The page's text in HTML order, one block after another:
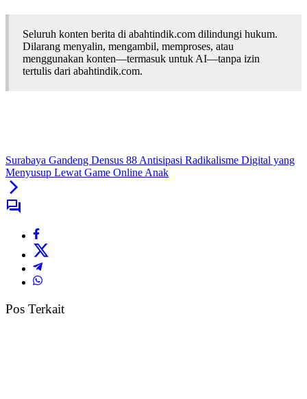
Seluruh konten berita di abahtindik.com dilindungi hukum.
Dilarang menyalin, mengambil, memproses, atau
menggunakan konten—termasuk untuk AI—tanpa izin
tertulis dari abahtindik.com.
Surabaya Gandeng Densus 88 Antisipasi Radikalisme Digital yang
Menyusup Lewat Game Online Anak
Pos Terkait